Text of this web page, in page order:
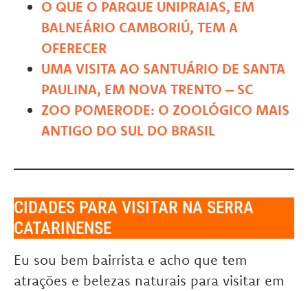
O QUE O PARQUE UNIPRAIAS, EM
BALNEÁRIO CAMBORIÚ, TEM A
OFERECER
UMA VISITA AO SANTUÁRIO DE SANTA
PAULINA, EM NOVA TRENTO – SC
ZOO POMERODE: O ZOOLÓGICO MAIS
ANTIGO DO SUL DO BRASIL
CIDADES PARA VISITAR NA SERRA
CATARINENSE
Eu sou bem bairrista e acho que tem
atrações e belezas naturais para visitar em